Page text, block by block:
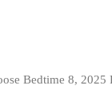
Bedtime 8, 2025